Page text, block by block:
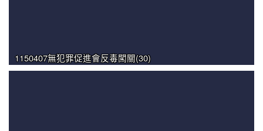
1150407無犯罪促進會反毒闖關(30)